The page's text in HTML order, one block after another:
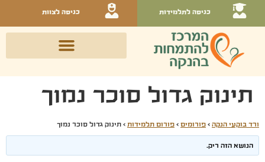
כניסה לתלמידות כניסה לצוות
תינוק גדול סוכר נמוך
ורד בוקעי הנקה › פורומים › פורום תלמידות › תינוק גדול סוכר נמוך
הנושא הזה ריק.